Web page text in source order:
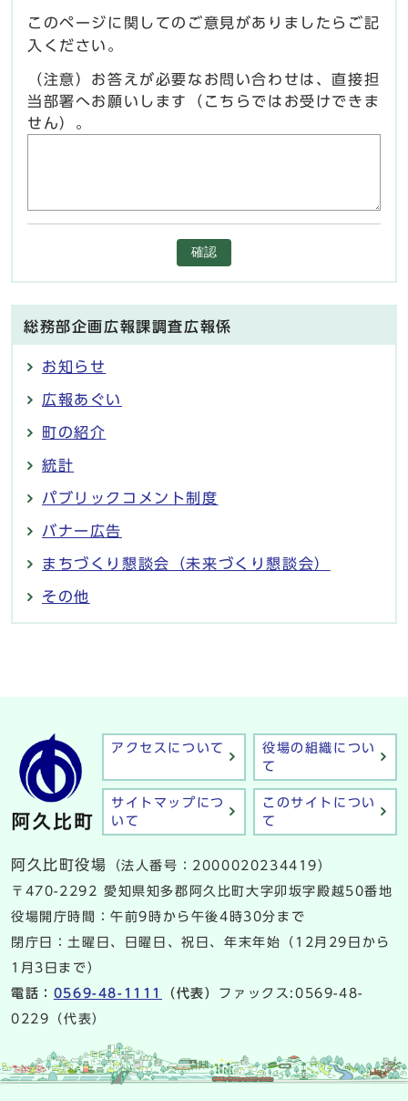
このページに関してのご意見がありましたらご記
入ください。
（注意）お答えが必要なお問い合わせは、直接担
当部署へお願いします（こちらではお受けできま
せん）。
確認
総務部企画広報課調査広報係
お知らせ
広報あぐい
町の紹介
統計
パブリックコメント制度
バナー広告
まちづくり懇談会（未来づくり懇談会）
その他
アクセスについて
役場の組織につい
て
サイトマップにつ
いて
このサイトについ
て
阿久比町役場
（法人番号：2000020234419）
〒470-2292 愛知県知多郡阿久比町大字卯坂字殿越50番地
役場開庁時間：午前9時から午後4時30分まで
閉庁日：土曜日、日曜日、祝日、年末年始（12月29日から
1月3日まで）
電話： 0569-48-1111 （代表） ファックス:0569-48-
0229（代表）